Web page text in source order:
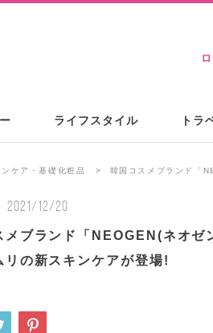
ライフスタイル トラ
ケア・基礎化粧品 韓国コスメブランド「
2021/12/20
メブランド「NEOGEN(ネオゼ
リの新スキンケアが登場!